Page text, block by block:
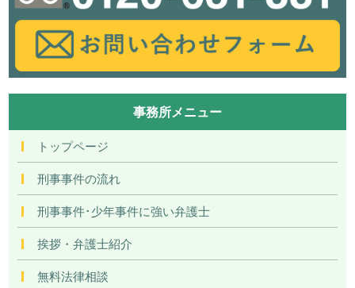
事務所メニュー
トップページ
刑事事件の流れ
刑事事件･少年事件に強い弁護士
挨拶・弁護士紹介
無料法律相談